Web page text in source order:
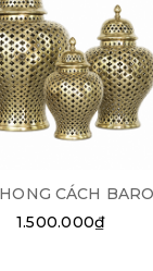
CÁCH
1.500.000₫